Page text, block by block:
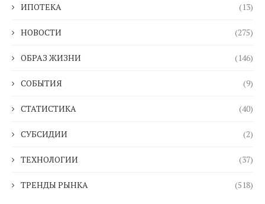
ИПОТЕКА (13)
НОВОСТИ (275)
ОБРАЗ ЖИЗНИ (146)
СОБЫТИЯ (9)
СТАТИСТИКА (40)
СУБСИДИИ (2)
ТЕХНОЛОГИИ (37)
ТРЕНДЫ РЫНКА (518)